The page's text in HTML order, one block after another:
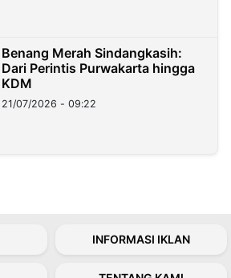
Benang Merah Sindangkasih:
Dari Perintis Purwakarta hingga
KDM
21/07/2026 - 09:22
INFORMASI IKLAN